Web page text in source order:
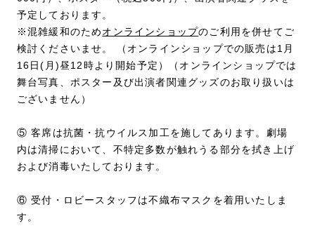
予定しております。
※混雑緩和のためオンラインショップのご利用を併せてご
検討くださいませ。 （オンラインショップでの販売は1月
16日(月)昼12時より開始予定）（オンラインショップでは
舞台写真、ポスター及び出演者関連グッズのお取り扱いは
ございません）
⑤ 客席は抗菌・抗ウイルス加工を施してあります。劇場
内は清掃において、不特定多数が触れうる部分を拭き上げ
および消毒いたしております。
⑥ 受付・ロビースタッフは不織布マスクを着用いたしま
す。